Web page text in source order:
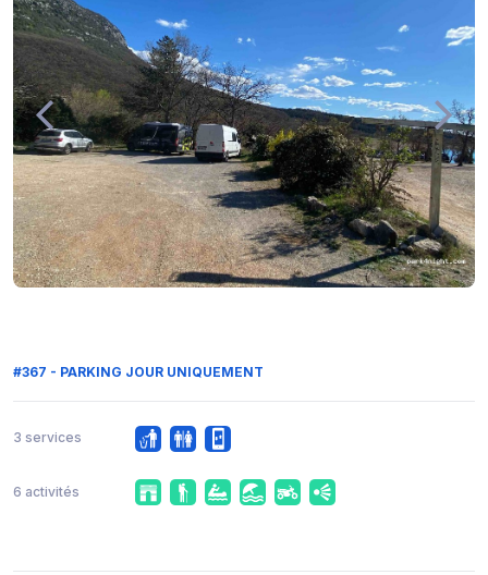
#367 - PARKING JOUR UNIQUEMENT
3 services
6 activités